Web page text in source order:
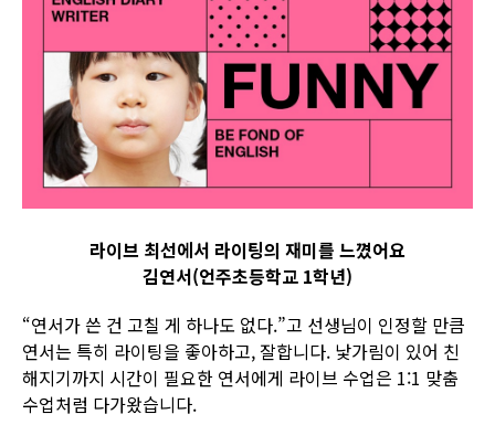
라이브 최선에서 라이팅의 재미를 느꼈어요
김연서(언주초등학교 1학년)
“연서가 쓴 건 고칠 게 하나도 없다.”고 선생님이 인정할 만큼
연서는 특히 라이팅을 좋아하고, 잘합니다. 낯가림이 있어 친
해지기까지 시간이 필요한 연서에게 라이브 수업은 1:1 맞춤
수업처럼 다가왔습니다.